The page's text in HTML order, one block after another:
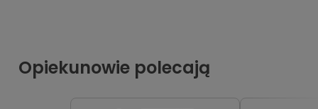
Opiekunowie polecają